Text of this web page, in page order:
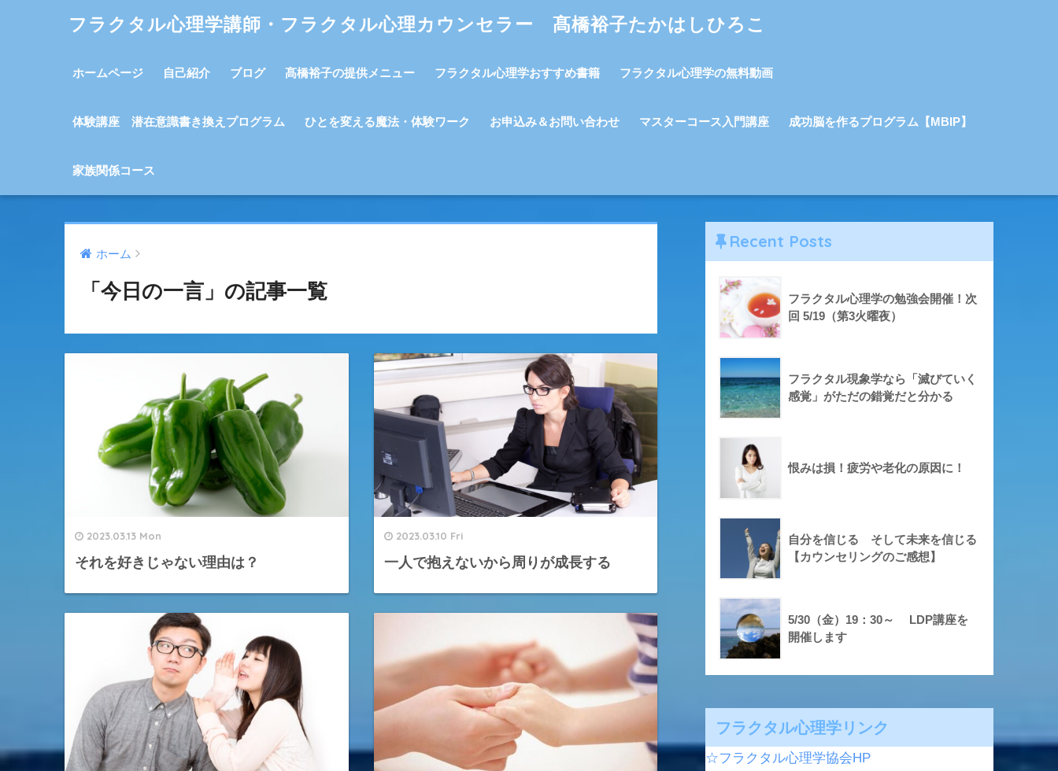
フラクタル心理学講師・フラクタル心理カウンセラー 髙橋裕子たかはしひろこ
ホームページ 自己紹介 ブログ 髙橋裕子の提供メニュー フラクタル心理学おすすめ書籍 フラクタル心理学の無料動画
体験講座 潜在意識書き換えプログラム ひとを変える魔法・体験ワーク お申込み＆お問い合わせ マスターコース入門講座 成功脳を作るプログラム【MBIP】
家族関係コース
ホーム
「今日の一言」の記事一覧
2023.03.13 Mon
それを好きじゃない理由は？
2023.03.10 Fri
一人で抱えないから周りが成長する
Recent Posts
フラクタル心理学の勉強会開催！次
回 5/19（第3火曜夜）
フラクタル現象学なら「滅びていく
感覚」がただの錯覚だと分かる
恨みは損！疲労や老化の原因に！
自分を信じる そして未来を信じる
【カウンセリングのご感想】
5/30（金）19：30～ LDP講座を
開催します
フラクタル心理学リンク
☆フラクタル心理学協会HP